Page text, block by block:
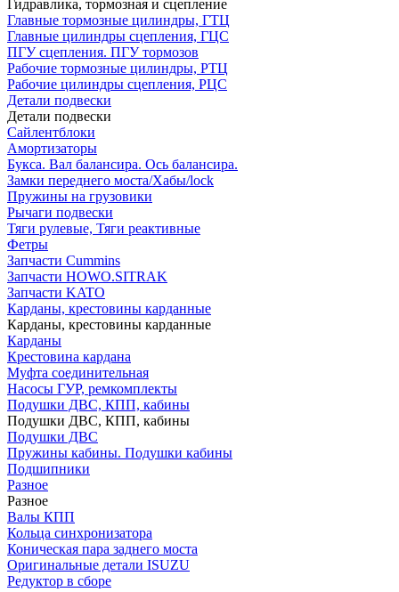
Гидравлика, тормозная и сцепление
Главные тормозные цилиндры, ГТЦ
Главные цилиндры сцепления, ГЦС
ПГУ сцепления. ПГУ тормозов
Рабочие тормозные цилиндры, РТЦ
Рабочие цилиндры сцепления, РЦС
Детали подвески
Детали подвески
Cайлентблоки
Амортизаторы
Букса. Вал балансира. Ось балансира.
Замки переднего моста/Хабы/lock
Пружины на грузовики
Рычаги подвески
Тяги рулевые, Тяги реактивные
Фетры
Запчасти Cummins
Запчасти HOWO.SITRAK
Запчасти KATO
Карданы, крестовины карданные
Карданы, крестовины карданные
Карданы
Крестовина кардана
Муфта соединительная
Насосы ГУР, ремкомплекты
Подушки ДВС, КПП, кабины
Подушки ДВС, КПП, кабины
Подушки ДВС
Пружины кабины. Подушки кабины
Подшипники
Разное
Разное
Валы КПП
Кольца синхронизатора
Коническая пара заднего моста
Оригинальные детали ISUZU
Редуктор в сборе